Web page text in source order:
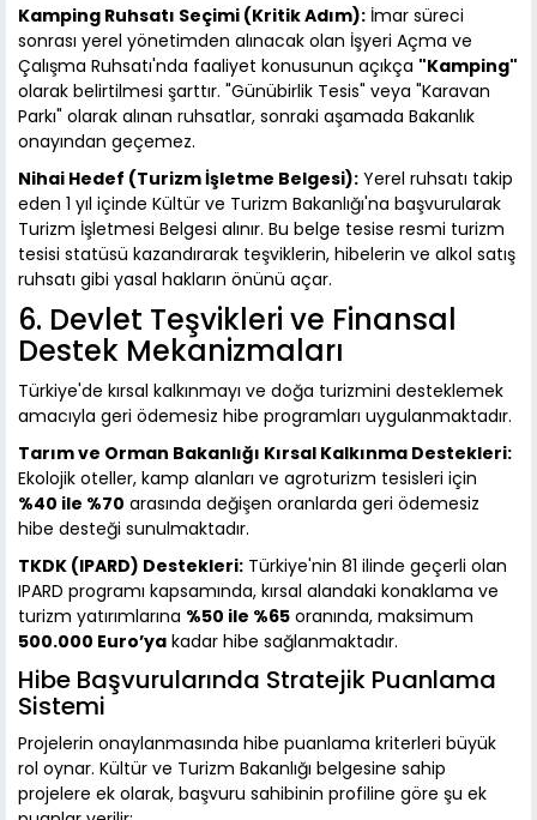
Kamping Ruhsatı Seçimi (Kritik Adım): İmar süreci
sonrası yerel yönetimden alınacak olan İşyeri Açma ve
Çalışma Ruhsatı'nda faaliyet konusunun açıkça "Kamping"
olarak belirtilmesi şarttır. "Günübirlik Tesis" veya "Karavan
Parkı" olarak alınan ruhsatlar, sonraki aşamada Bakanlık
onayından geçemez.
Nihai Hedef (Turizm İşletme Belgesi): Yerel ruhsatı takip
eden 1 yıl içinde Kültür ve Turizm Bakanlığı'na başvurularak
Turizm İşletmesi Belgesi alınır. Bu belge tesise resmi turizm
tesisi statüsü kazandırarak teşviklerin, hibelerin ve alkol satış
ruhsatı gibi yasal hakların önünü açar.
6. Devlet Teşvikleri ve Finansal
Destek Mekanizmaları
Türkiye'de kırsal kalkınmayı ve doğa turizmini desteklemek
amacıyla geri ödemesiz hibe programları uygulanmaktadır.
Tarım ve Orman Bakanlığı Kırsal Kalkınma Destekleri:
Ekolojik oteller, kamp alanları ve agroturizm tesisleri için
%40 ile %70 arasında değişen oranlarda geri ödemesiz
hibe desteği sunulmaktadır.
TKDK (IPARD) Destekleri: Türkiye'nin 81 ilinde geçerli olan
IPARD programı kapsamında, kırsal alandaki konaklama ve
turizm yatırımlarına %50 ile %65 oranında, maksimum
500.000 Euro’ya kadar hibe sağlanmaktadır.
Hibe Başvurularında Stratejik Puanlama
Sistemi
Projelerin onaylanmasında hibe puanlama kriterleri büyük
rol oynar. Kültür ve Turizm Bakanlığı belgesine sahip
projelere ek olarak, başvuru sahibinin profiline göre şu ek